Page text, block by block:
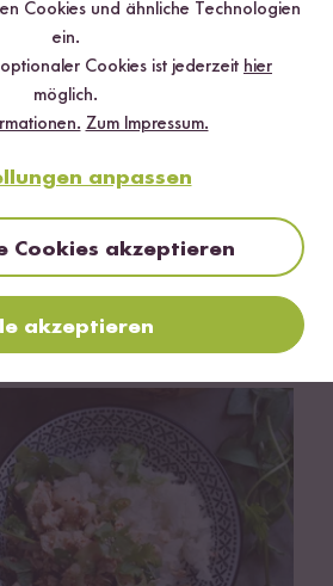
Paprika und Mango
Cookies und ähnliche Technologien
ein.
Cookies ist jederzeit hier
möglich.
Zum Impressum.
anpassen
Cookies akzeptieren
akzeptieren